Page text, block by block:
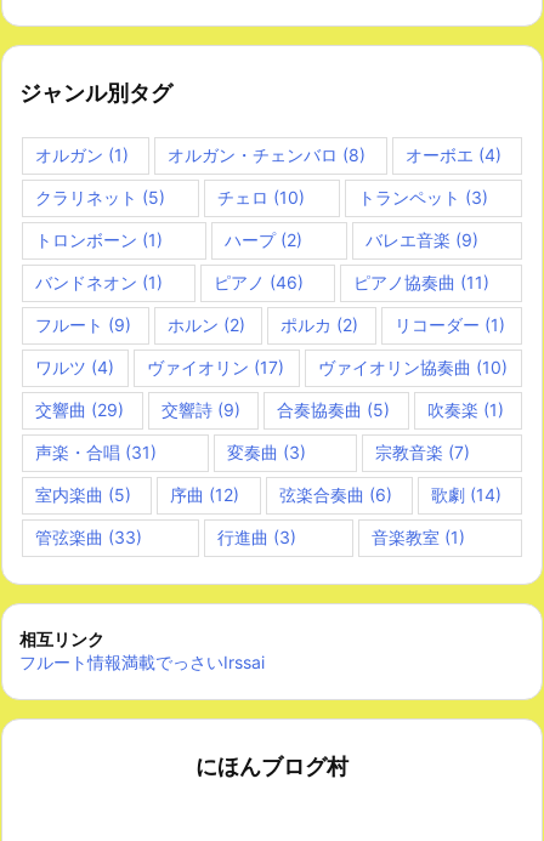
ジャンル別タグ
オルガン (1) オルガン・チェンバロ (8) オーボエ (4)
クラリネット (5) チェロ (10) トランペット (3)
トロンボーン (1) ハープ(2) バレエ音楽 (9)
バンドネオン (1) ピアノ (46) ピアノ協奏曲 (11)
フルート (9) ホルン (2) ポルカ (2) リコーダー (1)
ワルツ (4) ヴァイオリン (17) ヴァイオリン協奏曲 (10)
交響曲 (29) 交響詩(9) 合奏協奏曲 (5) 吹奏楽 (1)
声楽・合唱 (31) 変奏曲 (3) 宗教音楽 (7)
室内楽曲 (5) 序曲 (12) 弦楽合奏曲 (6) 歌劇(14)
管弦楽曲 (33) 行進曲 (3) 音楽教室 (1)
相互リンク
フルート情報満載でっさいIrssai
にほんブログ村